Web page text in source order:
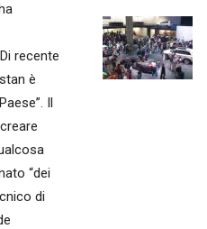
recente
è
Il
“dei
di